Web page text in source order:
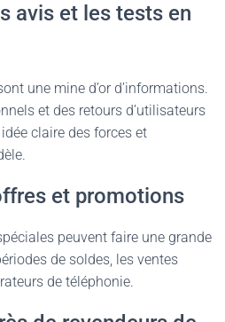
avis et les tests en
une mine d’or d’informations.
et des retours d’utilisateurs
claire des forces et
et promotions
peuvent faire une grande
de soldes, les ventes
de téléphonie.